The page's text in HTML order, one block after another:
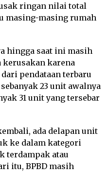
ringan nilai total
masing-masing rumah
hingga saat ini masih
karena
pendataan terbaru
23 unit awalnya
31 unit yang tersebar
ada delapan unit
ke dalam kategori
terdampak atau
itu, BPBD masih